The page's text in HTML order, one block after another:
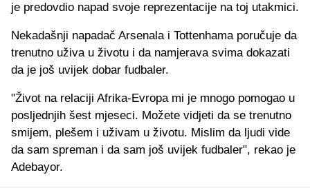
je predovdio napad svoje reprezentacije na toj utakmici.
Nekadašnji napadač Arsenala i Tottenhama poručuje da
trenutno uživa u životu i da namjerava svima dokazati
da je još uvijek dobar fudbaler.
"Život na relaciji Afrika-Evropa mi je mnogo pomogao u
posljednjih šest mjeseci. Možete vidjeti da se trenutno
smijem, plešem i uživam u životu. Mislim da ljudi vide
da sam spreman i da sam još uvijek fudbaler", rekao je
Adebayor.